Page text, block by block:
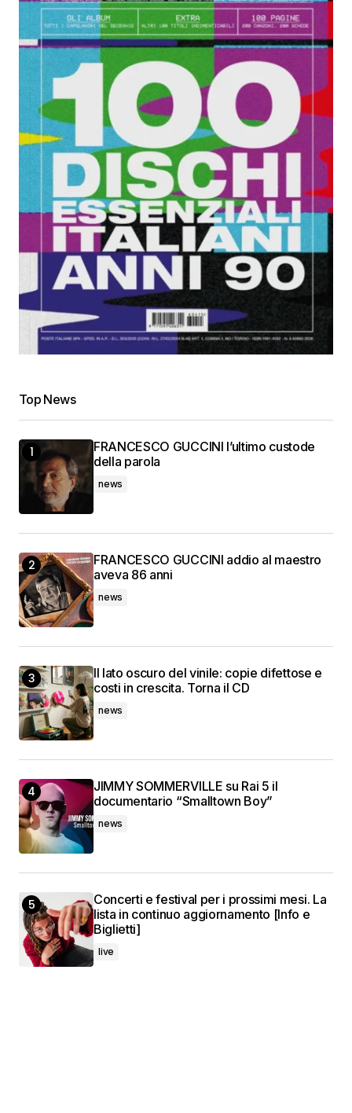
Top News
FRANCESCO GUCCINI l’ultimo custode
della parola
news
FRANCESCO GUCCINI addio al maestro
aveva 86 anni
news
Il lato oscuro del vinile: copie difettose e
costi in crescita. Torna il CD
news
JIMMY SOMMERVILLE su Rai 5 il
documentario “Smalltown Boy”
news
Concerti e festival per i prossimi mesi. La
lista in continuo aggiornamento [Info e
Biglietti]
live